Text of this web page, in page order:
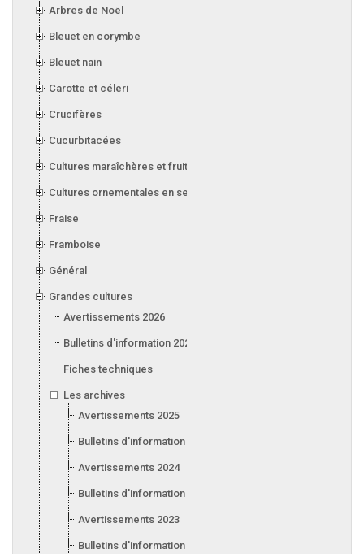
Arbres de Noël
Bleuet en corymbe
Bleuet nain
Carotte et céleri
Crucifères
Cucurbitacées
Cultures maraîchères et fruitières en serre
Cultures ornementales en serre
Fraise
Framboise
Général
Grandes cultures
Avertissements 2026
Bulletins d'information 2026
Fiches techniques
Les archives
Avertissements 2025
Bulletins d'information 2025
Avertissements 2024
Bulletins d'information 2024
Avertissements 2023
Bulletins d'information 2023